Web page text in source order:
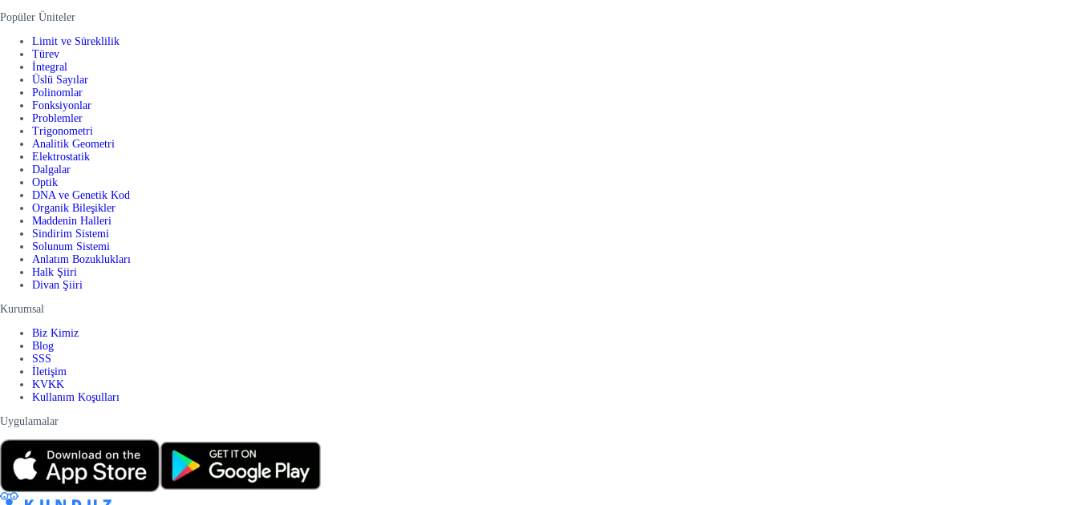
Popüler Üniteler
Limit ve Süreklilik
Türev
İntegral
Üslü Sayılar
Polinomlar
Fonksiyonlar
Problemler
Trigonometri
Analitik Geometri
Elektrostatik
Dalgalar
Optik
DNA ve Genetik Kod
Organik Bileşikler
Maddenin Halleri
Sindirim Sistemi
Solunum Sistemi
Anlatım Bozuklukları
Halk Şiiri
Divan Şiiri
Kurumsal
Biz Kimiz
Blog
SSS
İletişim
KVKK
Kullanım Koşulları
Uygulamalar